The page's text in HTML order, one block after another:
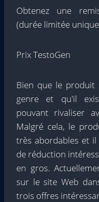
Obtenez une
(durée limitée
Prix ​​TestoGen
Bien que le produit
genre et qu'il
pouvant rivaliser
Malgré cela, le
très abordables et
de réduction
en gros.
sur le site Web
trois offres